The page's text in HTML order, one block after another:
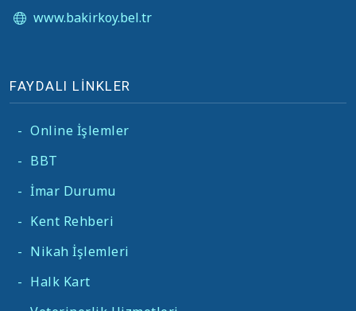
www.bakirkoy.bel.tr
FAYDALI LİNKLER
- Online İşlemler
- BBT
- İmar Durumu
- Kent Rehberi
- Nikah İşlemleri
- Halk Kart